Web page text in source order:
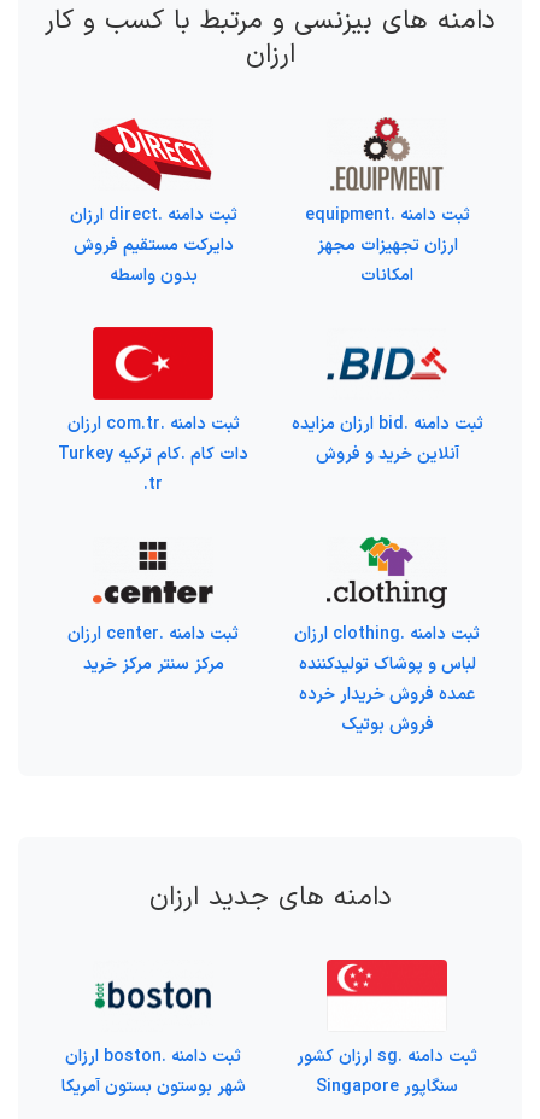
دامنه های بیزنسی و مرتبط با کسب و کار
ارزان
ثبت دامنه .equipment
ارزان تجهیزات مجهز
امکانات
ثبت دامنه .direct ارزان
دایرکت مستقیم فروش
بدون واسطه
ثبت دامنه .bid ارزان مزایده
آنلاین خرید و فروش
ثبت دامنه .com.tr ارزان
دات کام .کام ترکیه Turkey
.tr
ثبت دامنه .clothing ارزان
لباس و پوشاک تولیدکننده
عمده فروش خریدار خرده
فروش بوتیک
ثبت دامنه .center ارزان
مرکز سنتر مرکز خرید
دامنه های جدید ارزان
ثبت دامنه .sg ارزان کشور
سنگاپور Singapore
ثبت دامنه .boston ارزان
شهر بوستون بستون آمریکا